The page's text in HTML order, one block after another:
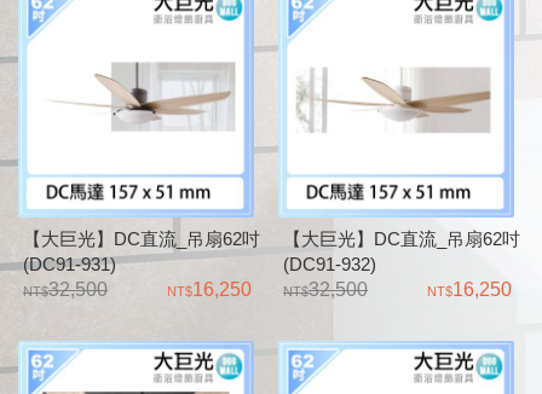
【大巨光】DC直流_吊扇62吋
(DC91-931)
32,500
16,250
【大巨光】DC直流_吊扇62吋
(DC91-932)
32,500
16,250